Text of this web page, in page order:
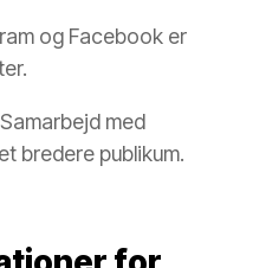
og Facebook er
Samarbejd med
bredere publikum.